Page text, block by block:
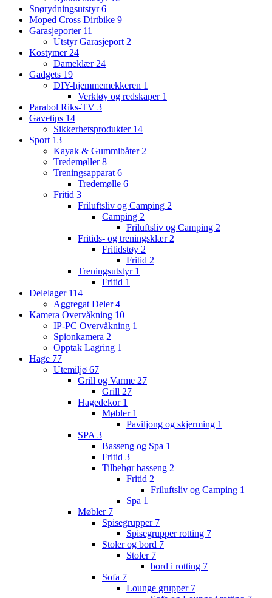
Snørydningsutstyr6
Moped Cross Dirtbike 9
Garasjeporter 11
Utstyr Garasjeport 2
Kostymer 24
Dameklær 24
Gadgets 19
DIY-hjemmemekkeren 1
Verktøy og redskaper 1
Parabol Riks-TV 3
Gavetips 14
Sikkerhetsprodukter 14
Sport 13
Kayak & Gummibåter 2
Tredemøller8
Treningsapparat 6
Tredemølle 6
Fritid 3
Friluftsliv og Camping 2
Camping 2
Friluftsliv og Camping 2
Fritids- og treningsklær 2
Fritidstøy 2
Fritid 2
Treningsutstyr 1
Fritid 1
Delelager 114
Aggregat Deler4
Kamera Overvåkning 10
IP-PC Overvåkning 1
Spionkamera 2
Opptak Lagring 1
Hage 77
Utemiljø 67
Grill og Varme 27
Grill 27
Hagedekor 1
Møbler 1
Paviljong og skjerming 1
SPA 3
Basseng og Spa 1
Fritid 3
Tilbehør basseng 2
Fritid 2
Friluftsliv og Camping 1
Spa 1
Møbler 7
Spisegrupper 7
Spisegrupper rotting 7
Stoler og bord 7
Stoler 7
bord i rotting 7
Sofa 7
Lounge grupper 7